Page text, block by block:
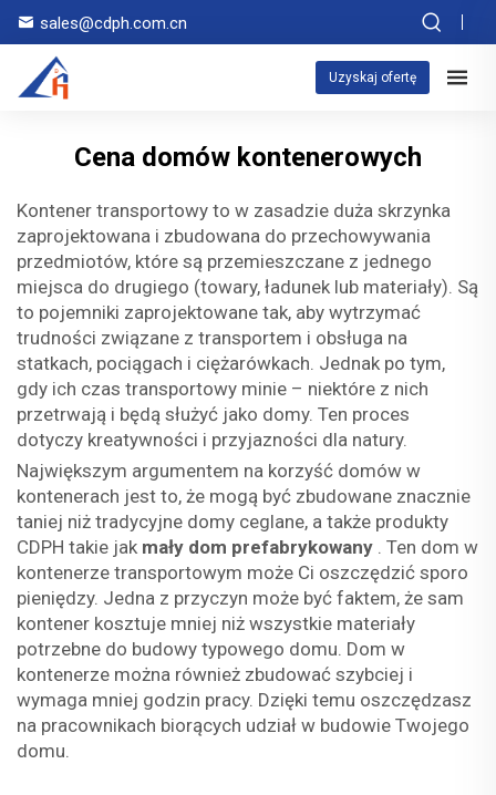
sales@cdph.com.cn
Uzyskaj ofertę
Cena domów kontenerowych
Kontener transportowy to w zasadzie duża skrzynka
zaprojektowana i zbudowana do przechowywania
przedmiotów, które są przemieszczane z jednego
miejsca do drugiego (towary, ładunek lub materiały). Są
to pojemniki zaprojektowane tak, aby wytrzymać
trudności związane z transportem i obsługa na
statkach, pociągach i ciężarówkach. Jednak po tym,
gdy ich czas transportowy minie – niektóre z nich
przetrwają i będą służyć jako domy. Ten proces
dotyczy kreatywności i przyjazności dla natury.
Największym argumentem na korzyść domów w
kontenerach jest to, że mogą być zbudowane znacznie
taniej niż tradycyjne domy ceglane, a także produkty
CDPH takie jak mały dom prefabrykowany . Ten dom w
kontenerze transportowym może Ci oszczędzić sporo
pieniędzy. Jedna z przyczyn może być faktem, że sam
kontener kosztuje mniej niż wszystkie materiały
potrzebne do budowy typowego domu. Dom w
kontenerze można również zbudować szybciej i
wymaga mniej godzin pracy. Dzięki temu oszczędzasz
na pracownikach biorących udział w budowie Twojego
domu.